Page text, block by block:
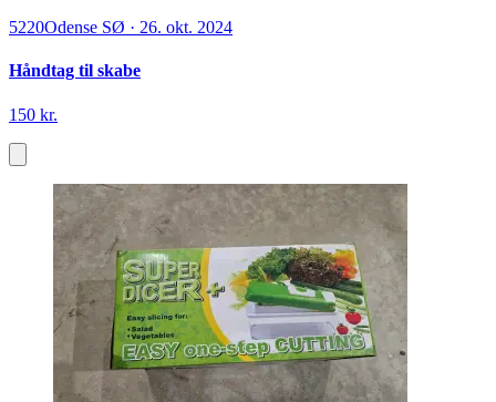
5220Odense SØ · 26. okt. 2024
Håndtag til skabe
150 kr.